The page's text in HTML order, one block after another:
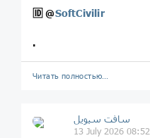
🆔@SoftCivilir
.
Читать полностью…
سافت سیویل
13 July 2026 08:52